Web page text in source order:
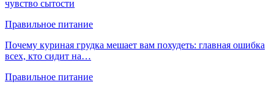
чувство сытости
Правильное питание
Почему куриная грудка мешает вам похудеть: главная ошибка
всех, кто сидит на…
Правильное питание